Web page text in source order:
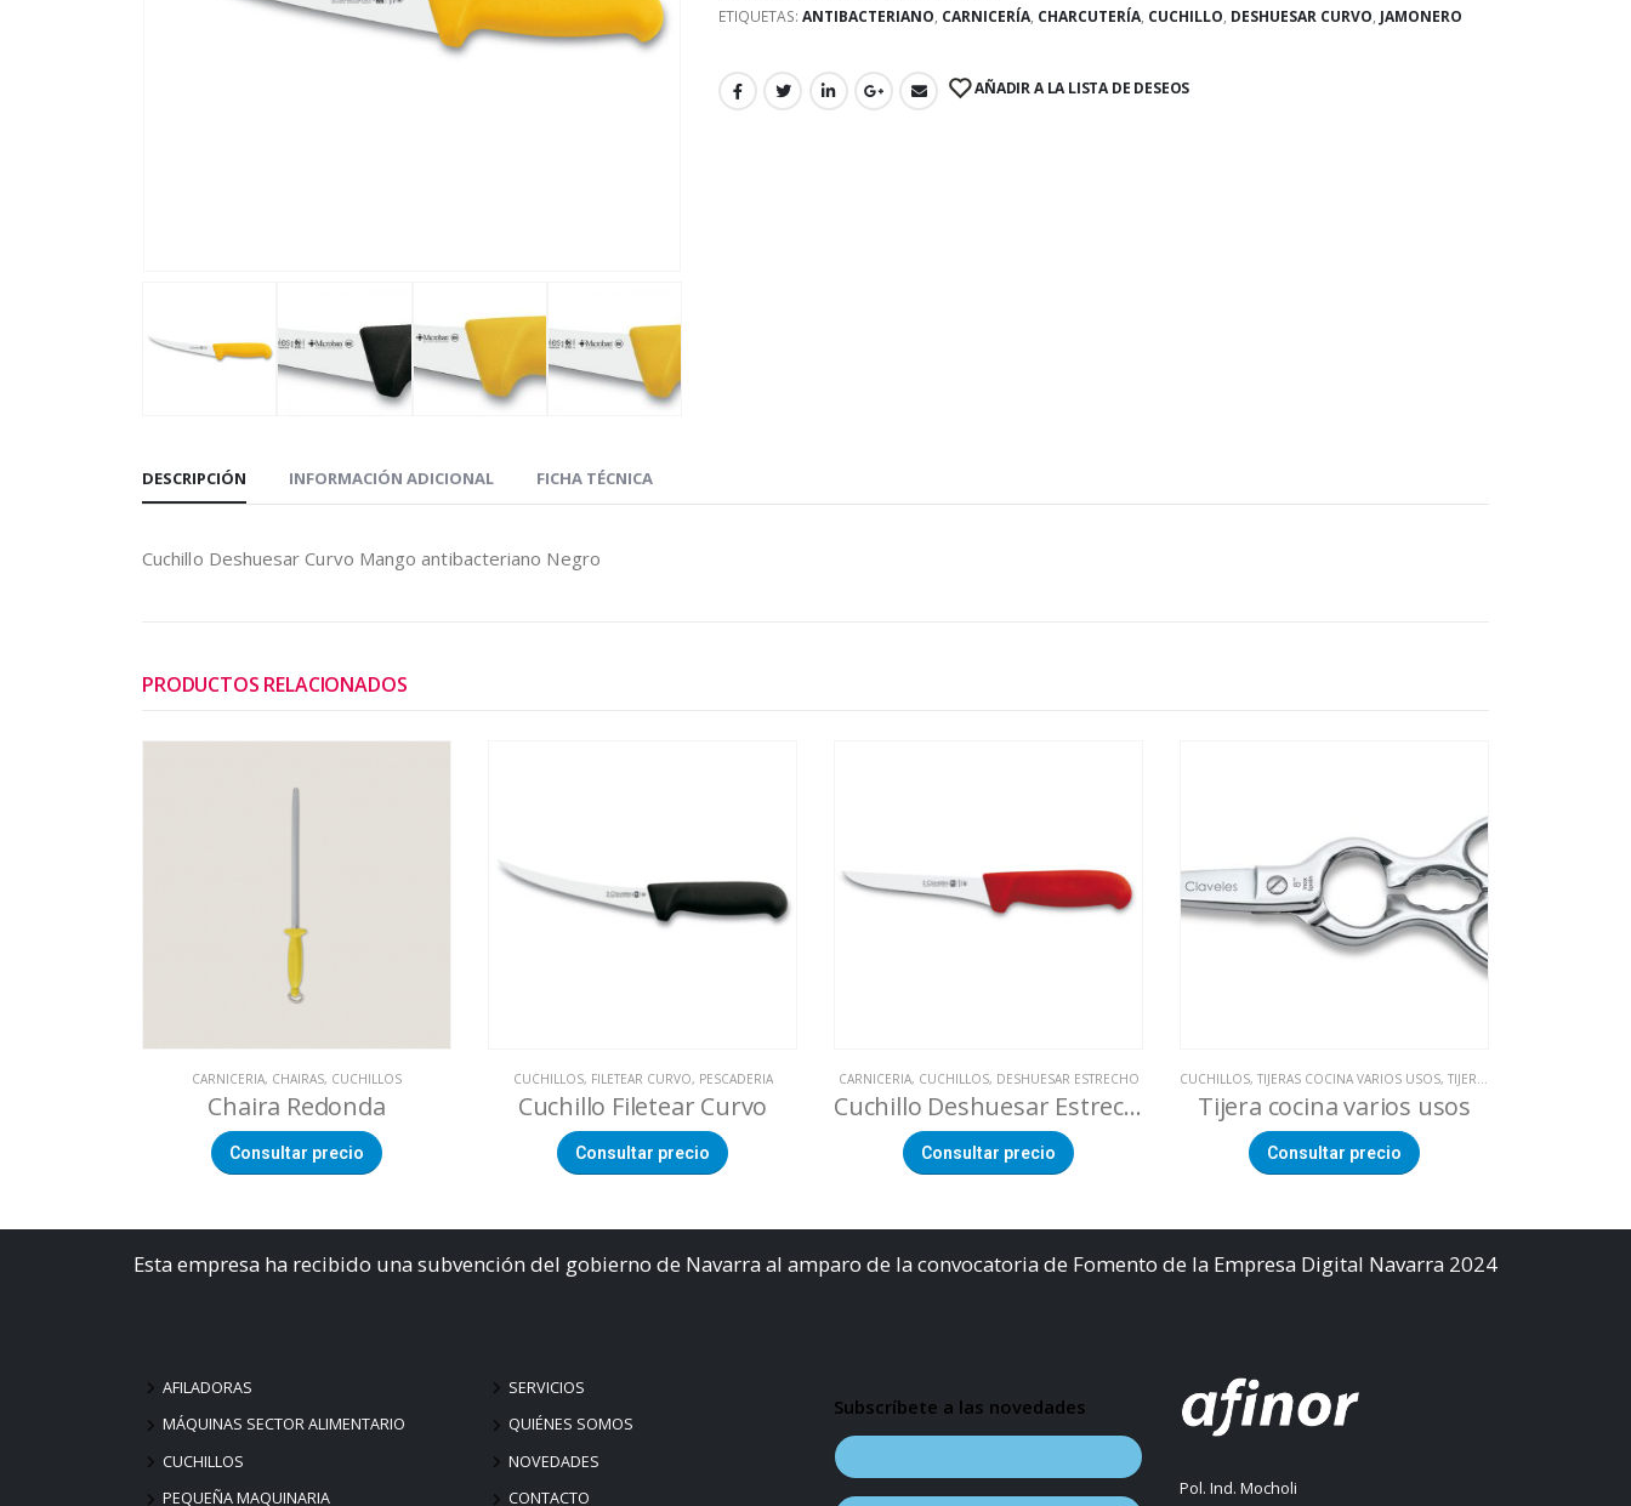
ETIQUETAS: ANTIBACTERIANO, CARNICERÍA, CHARCUTERÍA, CUCHILLO, DESHUESAR CURVO, JAMONERO
AÑADIR A LA LISTA DE DESEOS
DESCRIPCIÓN INFORMACIÓN ADICIONAL FICHA TÉCNICA
Cuchillo Deshuesar Curvo Mango antibacteriano Negro
PRODUCTOS RELACIONADOS
CARNICERIA, CHAIRAS, CUCHILLOS
Chaira Redonda
Consultar precio
CUCHILLOS, FILETEAR CURVO, PESCADERIA
Cuchillo Filetear Curvo
Consultar precio
CARNICERIA, CUCHILLOS, DESHUESAR ESTRECHO
Cuchillo Deshuesar Estrecho Mango Polipropileno
Consultar precio
CUCHILLOS, TIJERAS COCINA VARIOS USOS, TIJERAS MASTER
Tijera cocina varios usos
Consultar precio
Esta empresa ha recibido una subvención del gobierno de Navarra al amparo de la convocatoria de Fomento de la Empresa Digital Navarra 2024
AFILADORAS
MÁQUINAS SECTOR ALIMENTARIO
CUCHILLOS
PEQUEÑA MAQUINARIA
SERVICIOS
QUIÉNES SOMOS
NOVEDADES
CONTACTO
Subscríbete a las novedades
Pol. Ind. Mocholi